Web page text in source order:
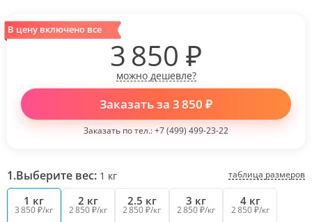
1.Выберите вес: 1 кг таблица размеров
1 кг
3 850 ₽/кг
2 кг
2 850 ₽/кг
2.5 кг
2 850 ₽/кг
3 кг
2 850 ₽/кг
4 кг
2 850 ₽/кг
В цену включено все
3 850 ₽
можно дешевле?
Заказать за 3 850 ₽
Заказать по тел.:+7 (499) 499-23-22